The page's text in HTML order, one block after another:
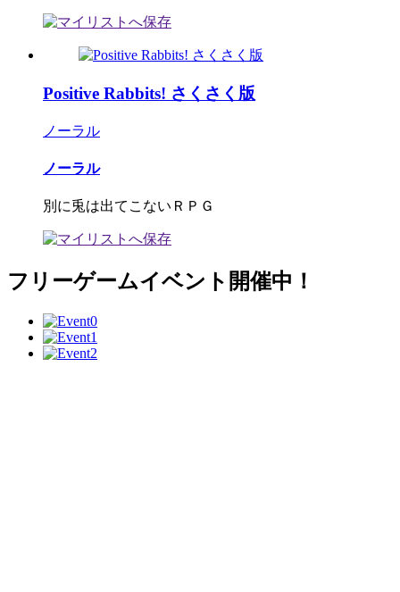
Positive Rabbits! さくさく版
ノーラル
ノーラル
別に兎は出てこないＲＰＧ
フリーゲームイベント開催中！